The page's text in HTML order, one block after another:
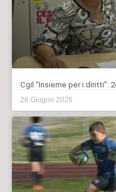
Cgil “Insieme per i diritti”:
26 Giugno 2026